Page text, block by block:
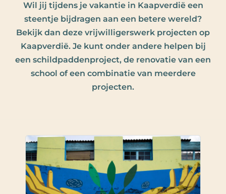
Wil jij tijdens je vakantie in Kaapverdië een
steentje bijdragen aan een betere wereld?
Bekijk dan deze vrijwilligerswerk projecten op
Kaapverdië. Je kunt onder andere helpen bij
een schildpaddenproject, de renovatie van een
school of een combinatie van meerdere
projecten.